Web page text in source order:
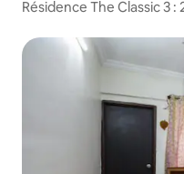
Résidence The Classic 3